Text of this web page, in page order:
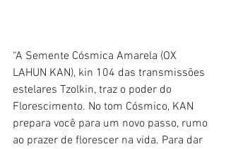
“A Semente Cósmica Amarela (OX
LAHUN KAN), kin 104 das transmissões
estelares Tzolkin, traz o poder do
Florescimento. No tom Cósmico, KAN
prepara você para um novo passo, rumo
ao prazer de florescer na vida. Para dar